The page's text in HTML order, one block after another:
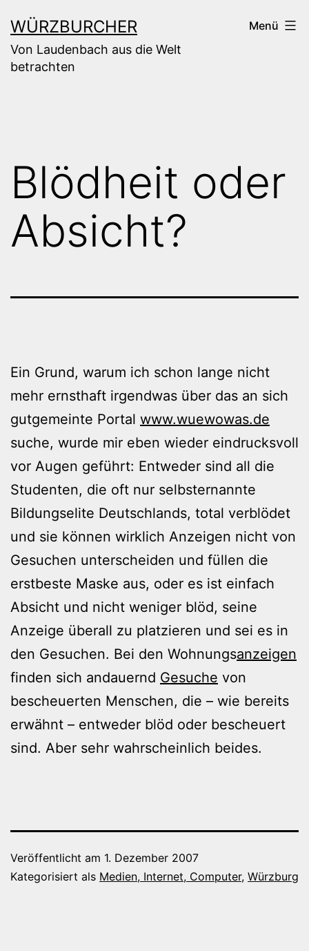
Inhalt
springen
WÜRZBURCHER
Von Laudenbach aus die Welt
betrachten
Menü
Blödheit oder
Absicht?
Ein Grund, warum ich schon lange nicht
mehr ernsthaft irgendwas über das an sich
gutgemeinte Portal www.wuewowas.de
suche, wurde mir eben wieder eindrucksvoll
vor Augen geführt: Entweder sind all die
Studenten, die oft nur selbsternannte
Bildungselite Deutschlands, total verblödet
und sie können wirklich Anzeigen nicht von
Gesuchen unterscheiden und füllen die
erstbeste Maske aus, oder es ist einfach
Absicht und nicht weniger blöd, seine
Anzeige überall zu platzieren und sei es in
den Gesuchen. Bei den Wohnungsanzeigen
finden sich andauernd Gesuche von
bescheuerten Menschen, die – wie bereits
erwähnt – entweder blöd oder bescheuert
sind. Aber sehr wahrscheinlich beides.
Veröffentlicht am 1. Dezember 2007
Kategorisiert als Medien, Internet, Computer, Würzburg